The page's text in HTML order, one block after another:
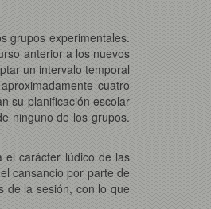
grupos experimentales.
anterior a los nuevos
un intervalo temporal
cuatro
su planificación escolar
ninguno de los grupos.
el carácter lúdico de las
cansancio por parte de
de la sesión, con lo que